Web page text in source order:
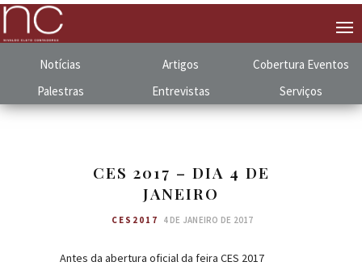
Notícias Artigos Cobertura Eventos
Palestras
Entrevistas Serviços
CES 2017 – DIA 4 DE
JANEIRO
CES2017 4 DE JANEIRO DE 2017
Antes da abertura oficial da feira CES 2017